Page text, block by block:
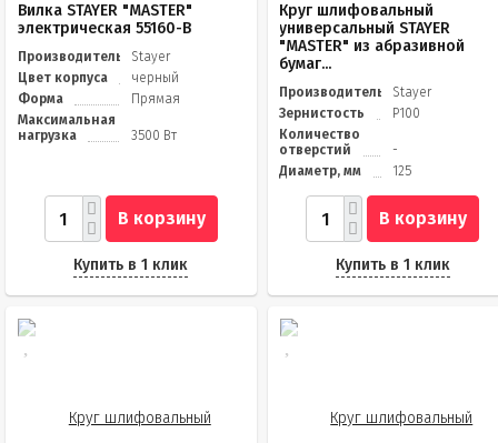
Вилка STAYER "MASTER"
электрическая 55160-B
Производитель
Stayer
Цвет корпуса
черный
Форма
Прямая
Максимальная
нагрузка
3500 Вт
В корзину
Купить в 1 клик
Круг шлифовальный
универсальный STAYER
"MASTER" из абразивной
бумаг...
Производитель
Stayer
Зернистость
Р100
Количество
отверстий
-
Диаметр, мм
125
В корзину
Купить в 1 клик